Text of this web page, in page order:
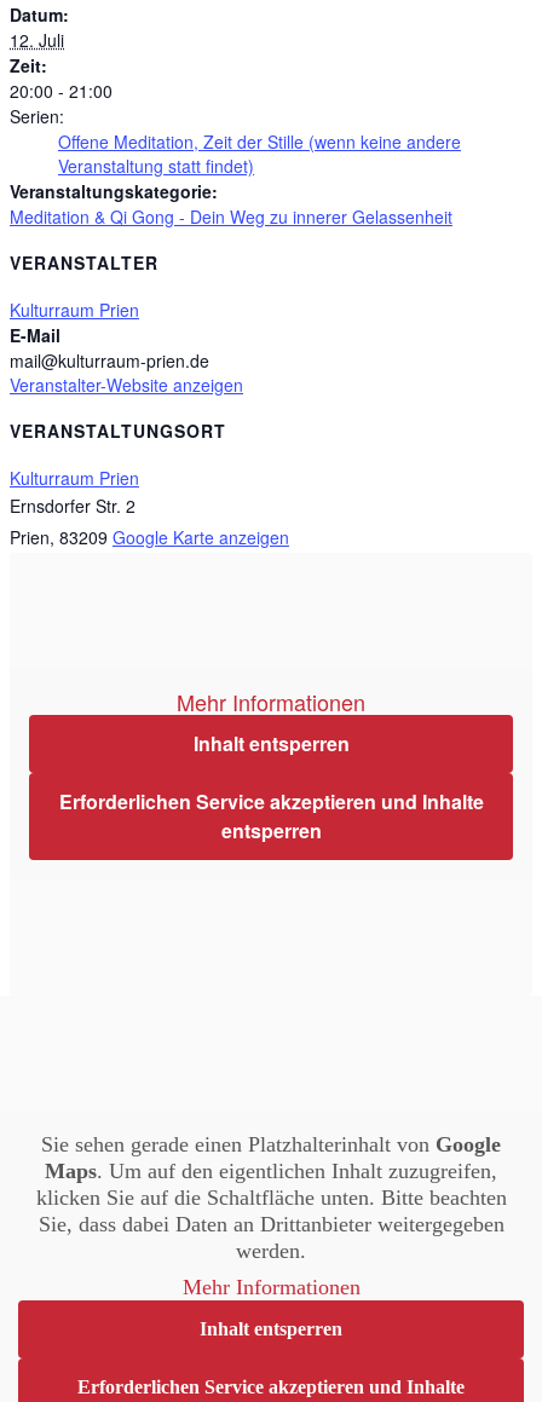
Datum:
12. Juli
Zeit:
20:00 - 21:00
Serien:
Offene Meditation, Zeit der Stille (wenn keine andere
Veranstaltung statt findet)
Veranstaltungskategorie:
Meditation & Qi Gong - Dein Weg zu innerer Gelassenheit
VERANSTALTER
Kulturraum Prien
E-Mail
mail@kulturraum-prien.de
Veranstalter-Website anzeigen
VERANSTALTUNGSORT
Kulturraum Prien
Ernsdorfer Str. 2
Prien, 83209 Google Karte anzeigen
Mehr Informationen
Inhalt entsperren
Erforderlichen Service akzeptieren und Inhalte
entsperren
Sie sehen gerade einen Platzhalterinhalt von Google
Maps. Um auf den eigentlichen Inhalt zuzugreifen,
klicken Sie auf die Schaltfläche unten. Bitte beachten
Sie, dass dabei Daten an Drittanbieter weitergegeben
werden.
Mehr Informationen
Inhalt entsperren
Erforderlichen Service akzeptieren und Inhalte